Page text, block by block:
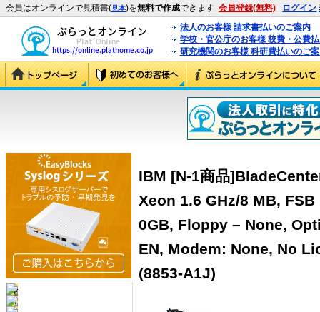
会員はオンラインで見積書(見本)を無料で作成できます 会員登録(無料) ログイン
法人のお客様 請求書払いのご案内
学校・官公庁のお客様 校費・公費
研究機関のお客様 科研費払いのご
IBM [N-1商品
Xeon 1.6 GHz/8 MB,
0GB, Floppy – None,
EN, Modem: None, No
(8853-A1J)